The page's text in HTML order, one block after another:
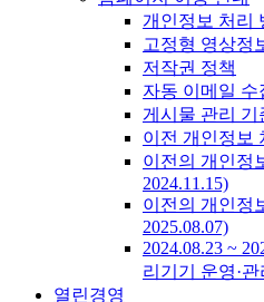
개인정보 처리
고정형 영상정
저작권 정책
자동 이메일 수
게시물 관리 기
이전 개인정보
이전의 개인정
2024.11.15)
이전의 개인정
2025.08.07)
2024.08.23 ~
리기기 운영·관
열린경영